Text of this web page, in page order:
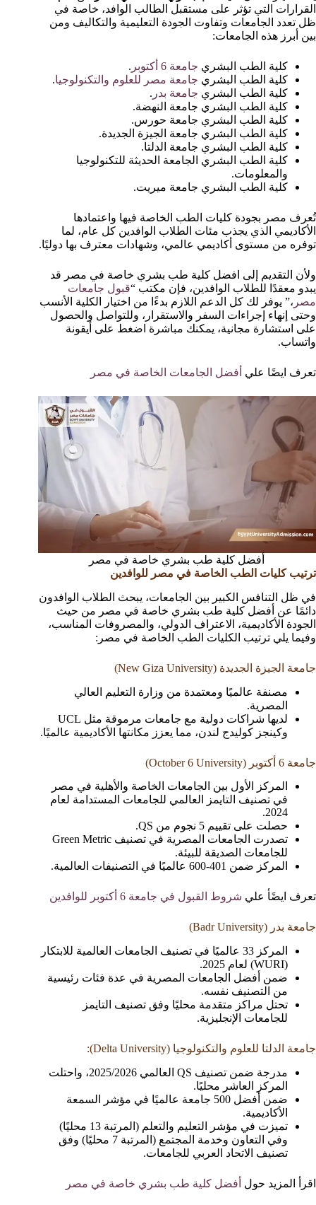
القرارات التي تؤثر على مستقبل الطالب الوافد، خاصة في
ظل تعدد الجامعات وتفاوت الجودة التعليمية والتكاليف ومن
بين أبرز هذه الجامعات:
كلية الطب البشري جامعة 6 أكتوبر
.
كلية الطب البشري جامعة مصر للعلوم والتكنولوجيا.
كلية الطب البشري جامعة بدر .
كلية الطب البشري جامعة النهضة.
كلية الطب البشري جامعة حورس.
كلية الطب البشري جامعة الجيزة الجديدة.
كلية الطب البشري جامعة الدلتا.
كلية الطب البشري الجامعة الحديثة للتكنولوجيا
والمعلومات.
كلية الطب البشري جامعة ميريت.
تُعرف مصر بجودة كليات الطب الخاصة فيها واعتمادها
الأكاديمي الذي يجذب مئات الطلاب الوافدين كل عام، لما
توفره من مستوى أكاديمي عالمي، وشهادات معترف بها دوليًا.
ولأن التقديم إلى افضل كلية طب بشري خاصة في مصر قد
يبدو معقدًا للطلاب الوافدين، فإن مكتب “قبول جامعات
مصر ،” يوفر لك كل الدعم اللازم بدءًا من اختيار الكلية الأنسب
وحتى إنهاء إجراءات السفر والاستقرار، وللتواصل والحصول
على استشارة مجانية، يمكنك مباشرة اضغط على أيقونة
واتساب.
تعرف ايضًا علي أفضل الجامعات الخاصة في مصر
أفضل كلية طب بشري خاصة في مصر
ترتيب كليات الطب الخاصة في مصر للوافدين
في ظل التنافس الكبير بين الجامعات، يبحث الطلاب الوافدون
دائمًا عن أفضل كلية طب بشري خاصة في مصر من حيث
الجودة الأكاديمية، الاعتراف الدولي، والمصروفات المناسب،
وفيما يلي ترتيب الكليات الطب الخاصة في مصر:
جامعة الجيزة الجديدة (New Giza University)
مصنفة عالميًا ومعتمدة من وزارة التعليم العالي
المصرية.
لديها شراكات دولية مع جامعات مرموقة مثل UCL
وكينجز كوليدج لندن، مما يعزز مكانتها الأكاديمية عالميًا.
جامعة 6 أكتوبر (October 6 University)
المركز الأول بين الجامعات الخاصة والأهلية في مصر
في تصنيف التايمز العالمي للجامعات المستدامة لعام
2024.
حصلت على تقييم 5 نجوم من QS.
تصدرت الجامعات المصرية في تصنيف Green Metric
للجامعات الصديقة للبيئة.
المركز ضمن 401-600 عالميًا في التصنيفات العالمية.
تعرف ايضًأ علي شروط القبول في جامعة 6 أكتوبر للوافدين
جامعة بدر (Badr University)
المركز 33 عالميًا في تصنيف الجامعات العالمية للابتكار
(WURI) لعام 2025.
ضمن أفضل الجامعات المصرية في عدة فئات رئيسية
من التصنيف نفسه.
تحتل مراكز متقدمة محليًا وفق تصنيف التايمز
للجامعات الإنجليزية.
جامعة الدلتا للعلوم والتكنولوجيا (Delta University):
مدرجة ضمن تصنيف QS العالمي 2025/2026، واحتلت
المركز العاشر محليًا.
ضمن أفضل 500 جامعة عالميًا في مؤشر السمعة
الأكاديمية.
تميزت في مؤشر التعليم والتعلم (المرتبة 13 محليًا)
وفي التعاون وخدمة المجتمع (المرتبة 7 محليًا) وفق
تصنيف الاتحاد العربي للجامعات.
اقرأ المزيد حول أفضل كلية طب بشري خاصة في مصر